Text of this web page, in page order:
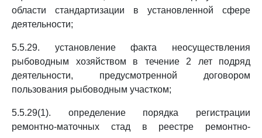
области стандартизации в установленной сфере
деятельности;
5.5.29. установление факта неосуществления
рыбоводным хозяйством в течение 2 лет подряд
деятельности, предусмотренной договором
пользования рыбоводным участком;
5.5.29(1). определение порядка регистрации
ремонтно-маточных стад в реестре ремонтно-